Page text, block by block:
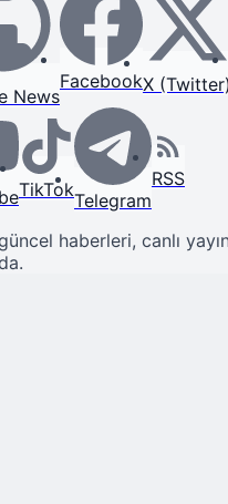
News
FacebookX (Twitter)
TikTokTelegram
RSS
haberleri, canlı